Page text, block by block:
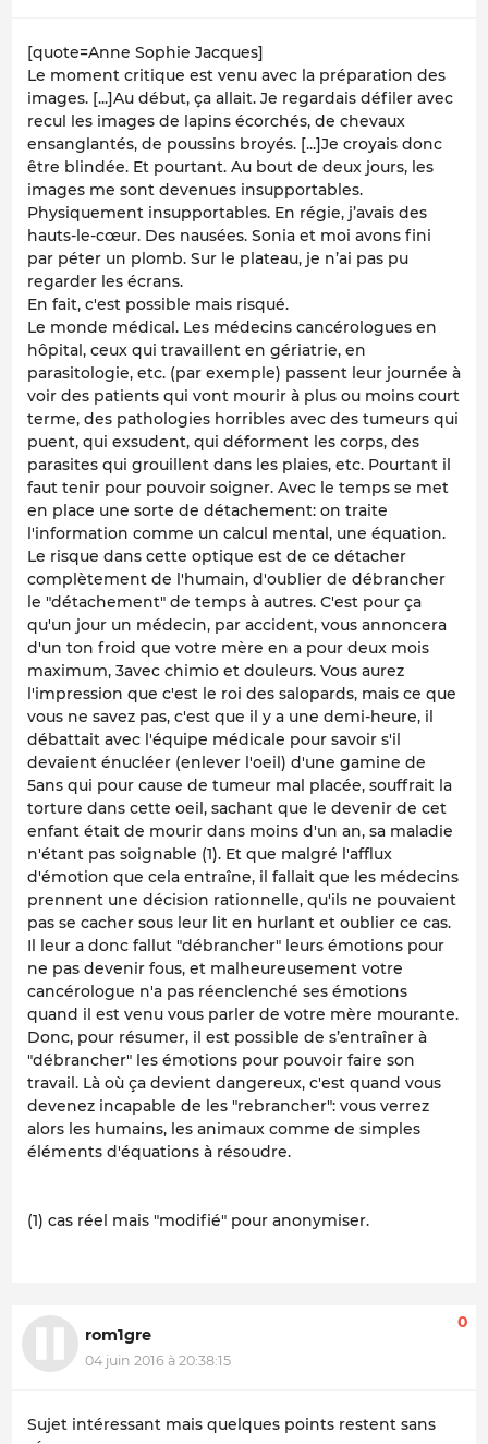
[quote=Anne Sophie Jacques]
Le moment critique est venu avec la préparation des
images. [...]Au début, ça allait. Je regardais défiler avec
recul les images de lapins écorchés, de chevaux
ensanglantés, de poussins broyés. [...]Je croyais donc
être blindée. Et pourtant. Au bout de deux jours, les
images me sont devenues insupportables.
Physiquement insupportables. En régie, j’avais des
hauts-le-cœur. Des nausées. Sonia et moi avons fini
par péter un plomb. Sur le plateau, je n’ai pas pu
regarder les écrans.
En fait, c'est possible mais risqué.
Le monde médical. Les médecins cancérologues en
hôpital, ceux qui travaillent en gériatrie, en
parasitologie, etc. (par exemple) passent leur journée à
voir des patients qui vont mourir à plus ou moins court
terme, des pathologies horribles avec des tumeurs qui
puent, qui exsudent, qui déforment les corps, des
parasites qui grouillent dans les plaies, etc. Pourtant il
faut tenir pour pouvoir soigner. Avec le temps se met
en place une sorte de détachement: on traite
l'information comme un calcul mental, une équation.
Le risque dans cette optique est de ce détacher
complètement de l'humain, d'oublier de débrancher
le "détachement" de temps à autres. C'est pour ça
qu'un jour un médecin, par accident, vous annoncera
d'un ton froid que votre mère en a pour deux mois
maximum, 3avec chimio et douleurs. Vous aurez
l'impression que c'est le roi des salopards, mais ce que
vous ne savez pas, c'est que il y a une demi-heure, il
débattait avec l'équipe médicale pour savoir s'il
devaient énucléer (enlever l'oeil) d'une gamine de
5ans qui pour cause de tumeur mal placée, souffrait la
torture dans cette oeil, sachant que le devenir de cet
enfant était de mourir dans moins d'un an, sa maladie
n'étant pas soignable (1). Et que malgré l'afflux
d'émotion que cela entraîne, il fallait que les médecins
prennent une décision rationnelle, qu'ils ne pouvaient
pas se cacher sous leur lit en hurlant et oublier ce cas.
Il leur a donc fallut "débrancher" leurs émotions pour
ne pas devenir fous, et malheureusement votre
cancérologue n'a pas réenclenché ses émotions
quand il est venu vous parler de votre mère mourante.
Donc, pour résumer, il est possible de s’entraîner à
"débrancher" les émotions pour pouvoir faire son
travail. Là où ça devient dangereux, c'est quand vous
devenez incapable de les "rebrancher": vous verrez
alors les humains, les animaux comme de simples
éléments d'équations à résoudre.
(1) cas réel mais "modifié" pour anonymiser.
rom1gre
04 juin 2016 à 20:38:15
0
Sujet intéressant mais quelques points restent sans